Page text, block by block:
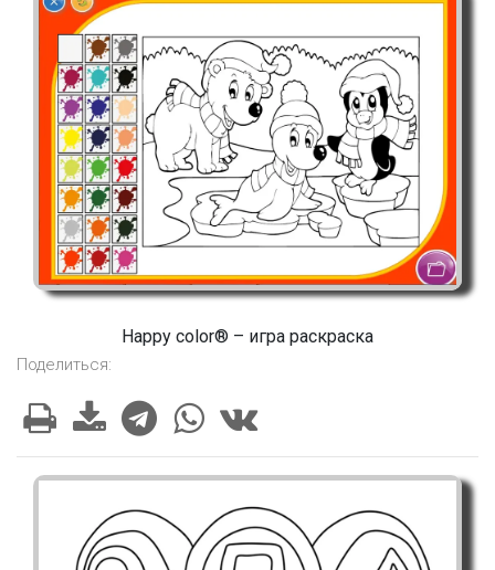
Happy color® – игра раскраска
Поделиться: